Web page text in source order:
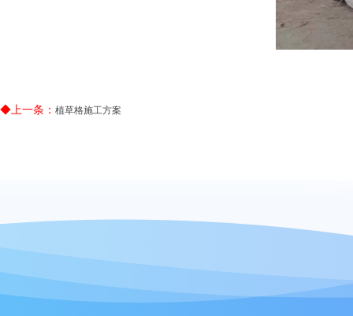
◆上一条： 植草格施工方案